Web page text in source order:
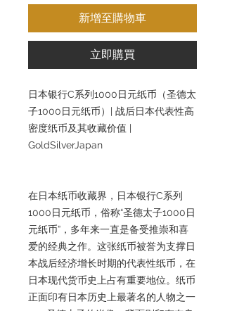
新增至購物車
立即購買
日本银行C系列1000日元纸币（圣德太
子1000日元纸币）| 战后日本代表性高
密度纸币及其收藏价值 |
GoldSilverJapan
在日本纸币收藏界，日本银行C系列
1000日元纸币，俗称“圣德太子1000日
元纸币”，多年来一直是备受推崇和喜
爱的经典之作。这张纸币被誉为支撑日
本战后经济增长时期的代表性纸币，在
日本现代货币史上占有重要地位。纸币
正面印有日本历史上最著名的人物之一